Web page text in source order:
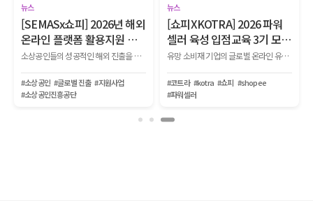
뉴스
[SEMASx쇼피] 2026년 해외
온라인 플랫폼 활용지원 사
업 참여 기업 모집
소상공인들의 성공적인 해외 진출을 위해 ▲광고 ▲기획전 ▲전문 컨설팅 ▲리뷰 체험단 ▲O2O 기획전 등 다양한 마케팅 지원 프로그램을 제공하는 사업 참여기업을 모집합니다.
#소상공인 #글로벌 진출 #지원사업
#소상공인진흥공단
뉴스
[쇼피XKOTRA] 2026 파워
셀러 육성 입점교육 3기 모
집!
유망 소비재 기업의 글로벌 온라인 유통망 입점부터 생존, 파워셀러로 성장하는 전 과정을 지원하는 『2026 KOTRA-쇼피 파워셀러 육성사업 1단계 입점교육 2기』를 모집합니다.
#코트라 #kotra #쇼피 #shopee
#파워셀러